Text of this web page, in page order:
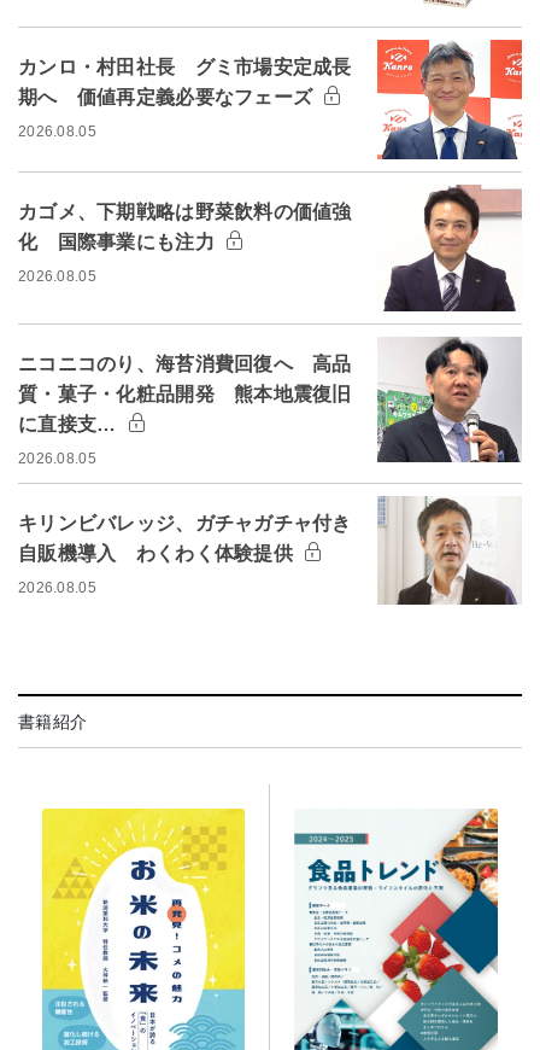
カンロ・村田社長 グミ市場安定成長
期へ 価値再定義必要なフェーズ
2026.08.05
カゴメ、下期戦略は野菜飲料の価値強
化 国際事業にも注力
2026.08.05
ニコニコのり、海苔消費回復へ 高品
質・菓子・化粧品開発 熊本地震復旧
に直接支…
2026.08.05
キリンビバレッジ、ガチャガチャ付き
自販機導入 わくわく体験提供
2026.08.05
書籍紹介